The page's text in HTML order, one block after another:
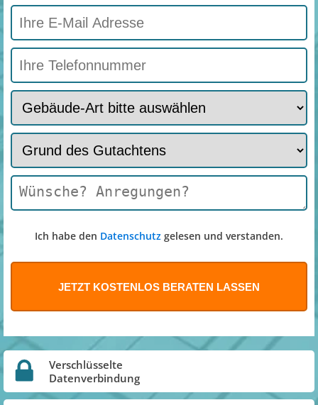
Ich habe den Datenschutz gelesen und verstanden.
Verschlüsselte
Datenverbindung